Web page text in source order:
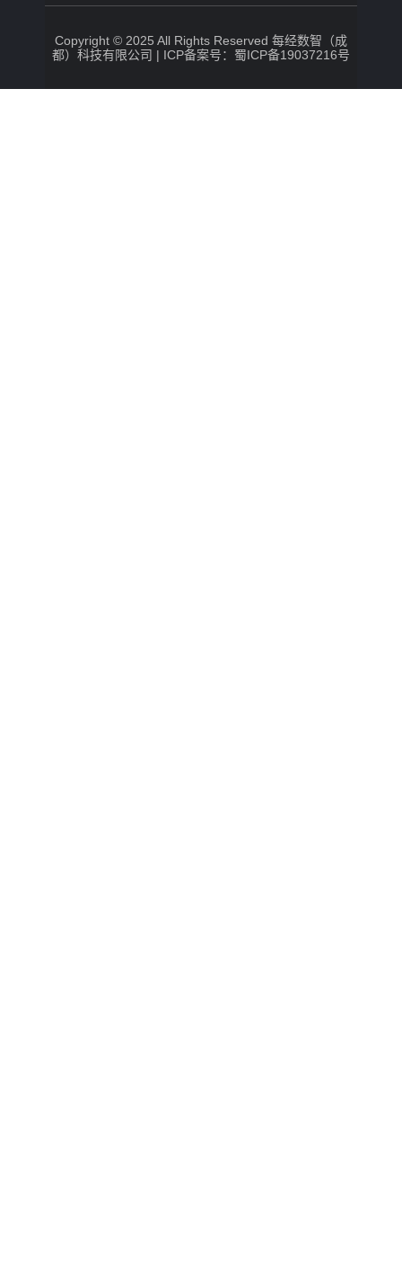
Copyright © 2025 All Rights Reserved 每经数智（成
都）科技有限公司 | ICP备案号：蜀ICP备19037216号